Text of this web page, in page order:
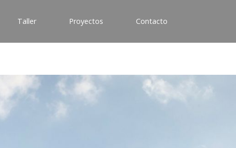
Taller Proyectos Contacto